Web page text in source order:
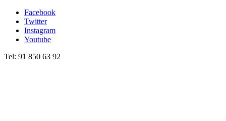
Facebook
Twitter
Instagram
Youtube
Tel: 91 850 63 92